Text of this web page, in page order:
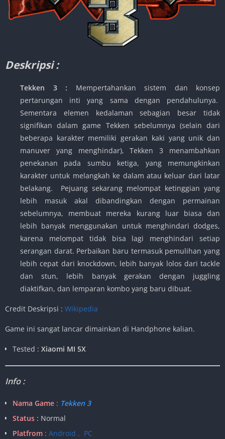
Deskripsi :
Tekken 3 : Mempertahankan sistem dan konsep
pertarungan inti yang sama dengan pendahulunya.
Sementara elemen kedalaman sebagian besar tidak
signifikan dalam game Tekken sebelumnya (selain dari
beberapa karakter memiliki gerakan kaki yang unik dan
manuver yang menghindar), Tekken 3 menambahkan
penekanan pada sumbu ketiga, yang memungkinkan
karakter untuk melangkah ke dalam atau keluar dari latar
belakang. Pejuang sekarang melompat ketinggian yang
lebih masuk akal dibandingkan dengan permainan
sebelumnya, membuat mereka kurang luar biasa dan
lebih banyak menggunakan untuk menghindari dodges,
karena melompat tidak bisa lagi menghindari setiap
serangan darat. Perbaikan baru termasuk pemulihan yang
lebih cepat dari knockdown, lebih banyak lolos dari tackle
dan stun, lebih banyak gerakan dengan juggling
diaktifkan, dan lemparan kombo yang baru dibuat.
Credit Deskripsi : Wikipedia
Game ini sangat lancar dimainkan di Handphone kalian.
Tested : Xiaomi MI 5X
Info :
Nama Game : Tekken 3
Status : Normal
Platfrom : Android , PC